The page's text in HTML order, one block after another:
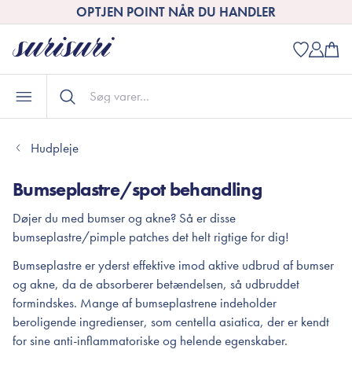
OPTJEN POINT NÅR DU HANDLER
Hudpleje
Bumseplastre/spot behandling
Døjer du med bumser og akne? Så er disse
bumseplastre/pimple patches det helt rigtige for dig!
Bumseplastre er yderst effektive imod aktive udbrud af bumser
og akne, da de absorberer betændelsen, så udbruddet
formindskes. Mange af bumseplastrene indeholder
beroligende ingredienser, som centella asiatica, der er kendt
for sine anti-inflammatoriske og helende egenskaber.